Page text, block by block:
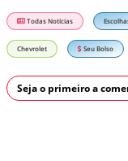
Todas Notícias
Chevrolet Seu Bolso
Seja o primeiro a